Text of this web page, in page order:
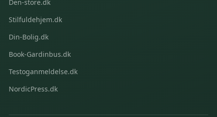
Den-store.dk
Stilfuldehjem.dk
Din-Bolig.dk
Book-Gardinbus.dk
Testoganmeldelse.dk
NordicPress.dk